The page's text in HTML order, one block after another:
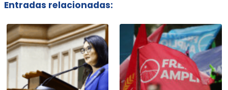
Entradas relacionadas: